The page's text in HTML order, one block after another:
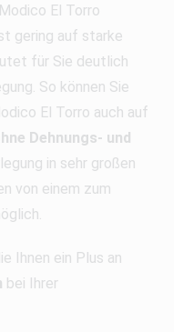
El Torro
gering auf starke
für Sie deutlich
So können Sie
El Torro auch auf
Dehnungs- und
in sehr großen
von einem zum
Ihnen ein Plus an
bei Ihrer